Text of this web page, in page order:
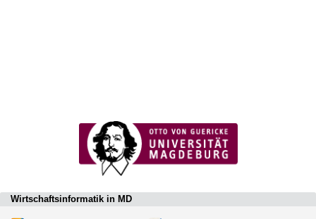
Wirtschaftsinformatik in MD